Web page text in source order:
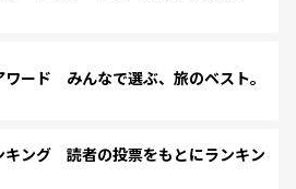
ード みんなで選ぶ、旅のベスト。
キング 読者の投票をもとにランキン